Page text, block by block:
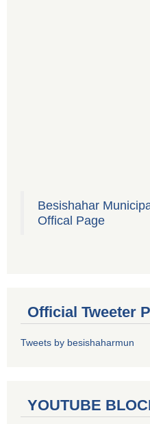
Besishahar
Offical Page
Official Tweeter
Tweets by besishaharmun
YOUTUBE